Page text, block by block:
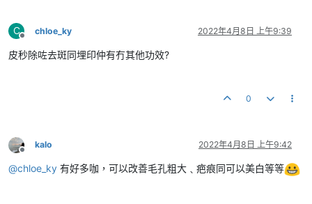
C
離線
chloe_ky 2022年4月8日 上午9:39
皮秒除咗去斑同埋印仲有冇其他功效?
0
離線
kalo 2022年4月8日 上午9:42
@chloe_ky 有好多咖，可以改善毛孔粗大﹑疤痕同可以美白等等